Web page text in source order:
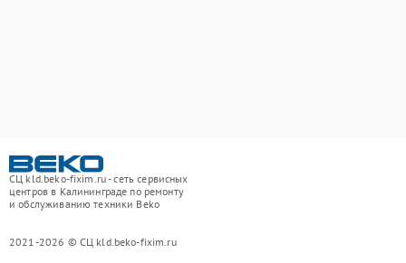
СЦ kld.beko-fixim.ru - сеть сервисных
центров в Калининграде по ремонту
и обслуживанию техники Beko
2021-2026 © СЦ kld.beko-fixim.ru